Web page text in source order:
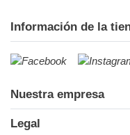
Información de la
Nuestra empresa
Legal